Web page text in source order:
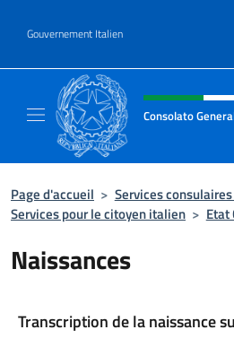
Gouvernement Italien
Site Web, social
Consolato
Page d'accueil > Services
Services pour le citoyen italien > Etat
Naissances
Transcription de la naissance